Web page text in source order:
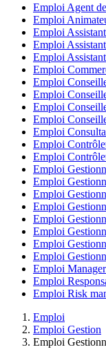
Emploi Agent
Emploi
Emploi
Emploi
Emploi
Emploi
Emploi
Emploi
Emploi
Emploi
Emploi
Emploi
Emploi
Emploi
Emploi
Emploi
Emploi
Emploi
Emploi
Emploi
Emploi
Emploi
Emploi
Emploi Risk
Emploi
Emploi Gestion
Emploi